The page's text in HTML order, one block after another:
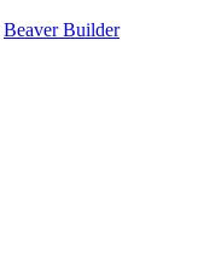
Beaver Builder